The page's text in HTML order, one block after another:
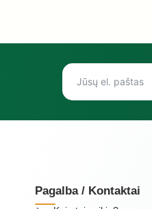
Pagalba / Kontaktai